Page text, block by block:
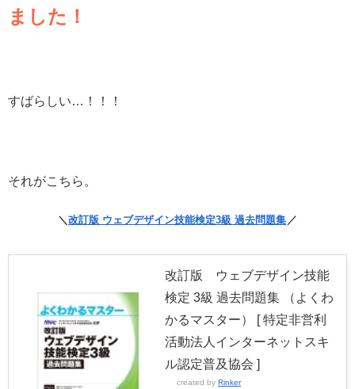
ました！
すばらしい…！！！
それがこちら。
＼ 改訂版 ウェブデザイン技能検定3級 過去問題集 ／
改訂版 ウェブデザイン技能
検定 3級 過去問題集 （よくわ
かるマスター） [ 特定非営利
活動法人インターネットスキ
ル認定普及協会 ]
created by Rinker